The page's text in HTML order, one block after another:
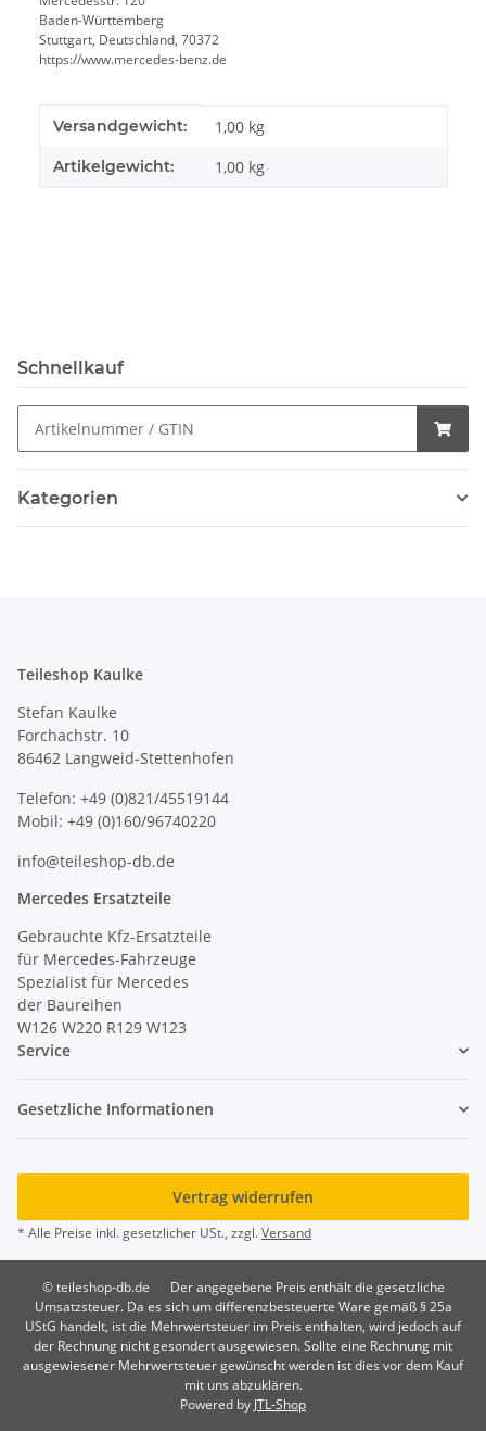
Baden-Württemberg
Stuttgart, Deutschland, 70372
https://www.mercedes-benz.de
Produkteigenschaft
Wert
Versandgewicht: 1,00 kg
Artikelgewicht: 1,00 kg
Schnellkauf
Kategorien
Teileshop Kaulke
Stefan Kaulke
Forchachstr. 10
86462 Langweid-Stettenhofen
Telefon: +49 (0)821/45519144
Mobil: +49 (0)160/96740220
info@teileshop-db.de
Mercedes Ersatzteile
Gebrauchte Kfz-Ersatzteile
für Mercedes-Fahrzeuge
Spezialist für Mercedes
der Baureihen
W126 W220 R129 W123
Service
Gesetzliche Informationen
Vertrag widerrufen
* Alle Preise inkl. gesetzlicher USt., zzgl.Versand
© teileshop-db.de
Der angegebene Preis enthält die gesetzliche
Umsatzsteuer. Da es sich um differenzbesteuerte Ware gemäß § 25a
UStG handelt, ist die Mehrwertsteuer im Preis enthalten, wird jedoch auf
der Rechnung nicht gesondert ausgewiesen. Sollte eine Rechnung mit
ausgewiesener Mehrwertsteuer gewünscht werden ist dies vor dem Kauf
mit uns abzuklären.
Powered by JTL-Shop